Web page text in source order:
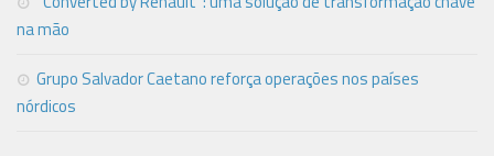
na mão
Grupo Salvador Caetano reforça operações nos países
nórdicos